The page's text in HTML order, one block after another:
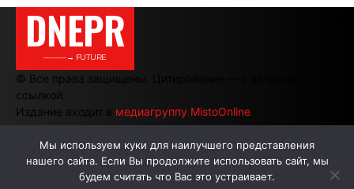
DNEPR
———→ FUTURE
© Все права защищены. Цитирование — с активной
ссылкой.
Издание входит в медиагруппу MistoOnline
АВТОРЫ РЕКЛАМА НА САЙТЕ
Мы используем куки для наилучшего представления
нашего сайта. Если Вы продолжите использовать сайт, мы
будем считать что Вас это устраивает.